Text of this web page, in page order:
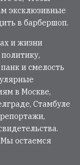
эксклюзивные
в барбершоп.
и жизни
и смелость
в Москве,
Стамбуле
Мы остаемся